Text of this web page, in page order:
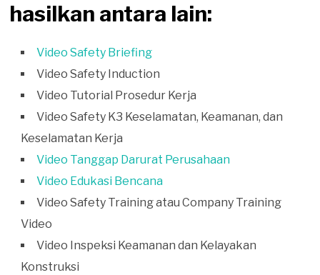
hasilkan antara lain:
Video Safety Briefing
Video Safety Induction
Video Tutorial Prosedur Kerja
Video Safety K3 Keselamatan, Keamanan, dan
Keselamatan Kerja
Video Tanggap Darurat Perusahaan
Video Edukasi Bencana
Video Safety Training atau Company Training
Video
Video Inspeksi Keamanan dan Kelayakan
Konstruksi